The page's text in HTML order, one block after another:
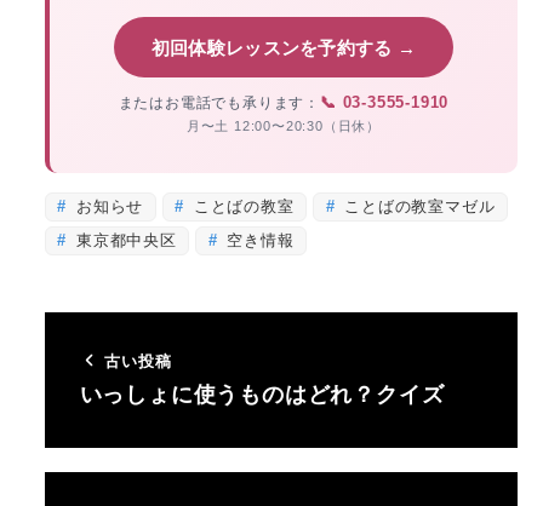
初回体験レッスンを予約する →
またはお電話でも承ります： 📞 03-3555-1910
月〜土 12:00〜20:30（日休）
お知らせ ことばの教室
ことばの教室マゼル
東京都中央区
空き情報
古い投稿
いっしょに使うものはどれ？クイズ